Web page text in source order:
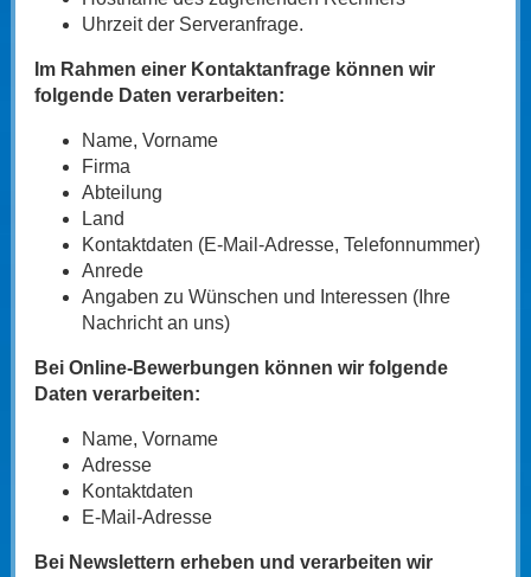
Uhrzeit der Serveranfrage.
Im Rahmen einer Kontaktanfrage können wir
folgende Daten verarbeiten:
Name, Vorname
Firma
Abteilung
Land
Kontaktdaten (E-Mail-Adresse, Telefonnummer)
Anrede
Angaben zu Wünschen und Interessen (Ihre
Nachricht an uns)
Bei Online-Bewerbungen können wir folgende
Daten verarbeiten:
Name, Vorname
Adresse
Kontaktdaten
E-Mail-Adresse
Bei Newslettern erheben und verarbeiten wir